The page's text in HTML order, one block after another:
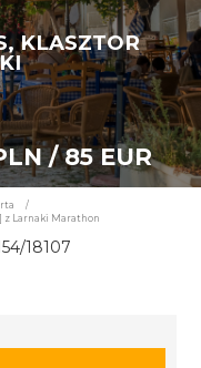
KLASZTOR
/ 85 EUR
/
z Larnaki Marathon
18107